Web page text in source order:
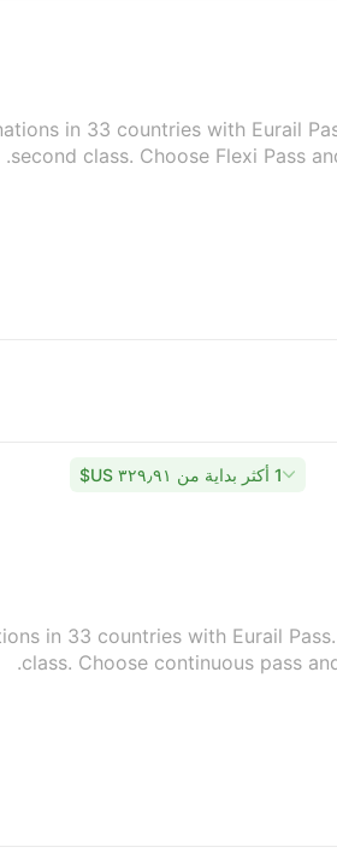
in 33 countries with Eurail
second class. Choose Flexi Pass
1 أكثر بداية من ٣٢٩٫٩١ US$
in 33 countries with Eurail
class. Choose continuous pass